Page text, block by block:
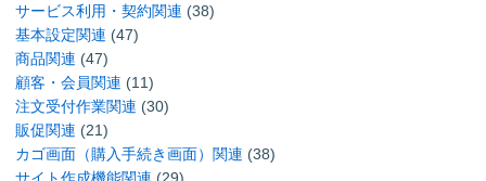
サービス利用・契約関連 (38)
基本設定関連 (47)
商品関連 (47)
顧客・会員関連 (11)
注文受付作業関連 (30)
販促関連 (21)
カゴ画面（購入手続き画面）関連 (38)